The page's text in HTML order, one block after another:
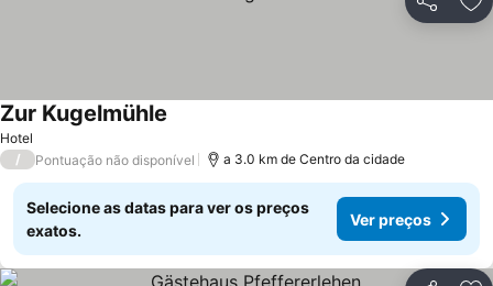
Partilhar
Hotel
Zur Kugelmühle
/ Pontuação não disponível a 3.0 km de Centro da cidade
Selecione as datas para ver os preços
exatos.
Ver preços